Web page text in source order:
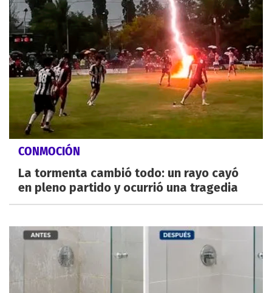
CONMOCIÓN
La tormenta cambió todo: un rayo cayó
en pleno partido y ocurrió una tragedia